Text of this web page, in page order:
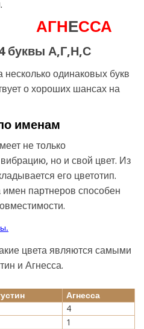
АГНЕССА
буквы А,Г,Н,С
несколько одинаковых букв
о хороших шансах на
именам
не только
но и свой цвет. Из
его цветотип.
имен партнеров способен
цвета являются самыми
и Агнесса.
Агнесса
4
1